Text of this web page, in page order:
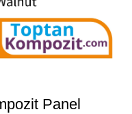
Panel